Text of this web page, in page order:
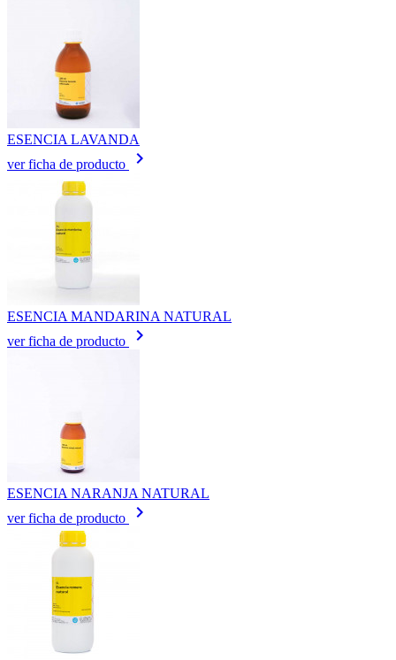
ESENCIA LAVANDA
ver ficha de producto
keyboard_arrow_right
ESENCIA MANDARINA NATURAL
ver ficha de producto
keyboard_arrow_right
ESENCIA NARANJA NATURAL
ver ficha de producto
keyboard_arrow_right